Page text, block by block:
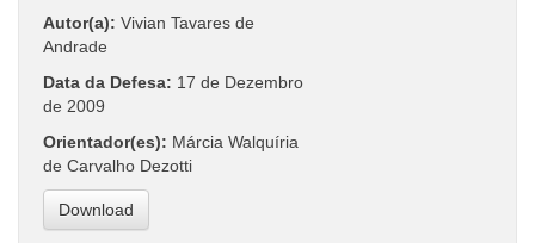
Autor(a): Vivian Tavares de
Andrade
Data da Defesa: 17 de Dezembro
de 2009
Orientador(es): Márcia Walquíria
de Carvalho Dezotti
Download